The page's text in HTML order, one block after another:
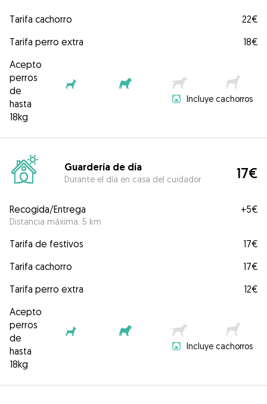
Tarifa cachorro
22€
Tarifa perro extra
18€
Acepto
perros
de
hasta
18kg
Incluye cachorros
Guardería de día
Durante el día en casa del cuidador 17€
Recogida/Entrega
Distancia máxima: 5 km
+5€
Tarifa de festivos
17€
Tarifa cachorro
17€
Tarifa perro extra
12€
Acepto
perros
de
hasta
18kg
Incluye cachorros